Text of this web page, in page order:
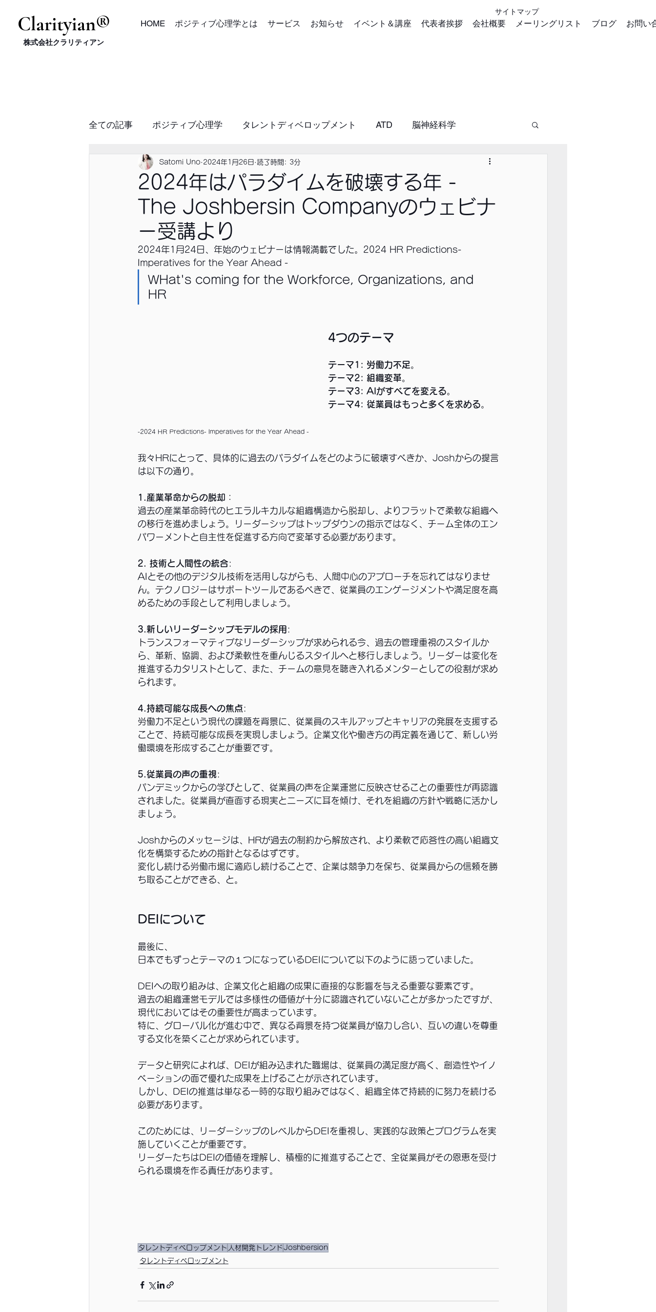
​Clarityian®
株式会社クラリティアン
HOME ポジティブ心理学とは サービス お知らせ イベント＆講座 代表者挨拶 会社概要 メーリングリスト ブログ お問い
サイトマップ
全ての記事 ポジティブ心理学 タレントディベロップメント ATD 脳神経科学
コーチング、ポジティブ心理学コーチング イメージコンサルティング
2024年はパラダイムを破壊する年 -
The Joshbersin Companyのウェビナ
ー受講より
Satomi Uno 2024年1月26日 読了時間: 3分
2024年1月24日、年始のウェビナーは情報満載でした。2024 HR Predictions-
Imperatives for the Year Ahead -
WHat's coming for the Workforce, Organizations, and
HR
4つのテーマ
テーマ1: 労働力不足 。
テーマ2: 組織変革。
テーマ3: AIがすべてを変える。
テーマ4: 従業員はもっと多くを求める。
-2024 HR Predictions- Imperatives for the Year Ahead -
我々HRにとって、具体的に過去のパラダイムをどのように破壊すべきか、Joshからの提言
は以下の通り。
1.産業革命からの脱却
：
過去の産業革命時代のヒエラルキカルな組織構造から脱却し、よりフラットで柔軟な組織へ
の移行を進めましょう。リーダーシップはトップダウンの指示ではなく、チーム全体のエン
パワーメントと自主性を促進する方向で変革する必要があります。
2. 技術と人間性の統合:
AIとその他のデジタル技術を活用しながらも、人間中心のアプローチを忘れてはなりませ
ん。テクノロジーはサポートツールであるべきで、従業員のエンゲージメントや満足度を高
めるための手段として利用しましょう。
3.新しいリーダーシップモデルの採用:
トランスフォーマティブなリーダーシップが求められる今、過去の管理重視のスタイルか
ら、革新、協調、および柔軟性を重んじるスタイルへと移行しましょう。リーダーは変化を
推進するカタリストとして、また、チームの意見を聴き入れるメンターとしての役割が求め
られます。
4.持続可能な成長への焦点:
労働力不足という現代の課題を背景に、従業員のスキルアップとキャリアの発展を支援する
ことで、持続可能な成長を実現しましょう。企業文化や働き方の再定義を通じて、新しい労
働環境を形成することが重要です。
5.従業員の声の重視:
パンデミックからの学びとして、従業員の声を企業運営に反映させることの重要性が再認識
されました。従業員が直面する現実とニーズに耳を傾け、それを組織の方針や戦略に活かし
ましょう。
Joshからのメッセージは、HRが過去の制約から解放され、より柔軟で応答性の高い組織文
化を構築するための指針となるはずです。
変化し続ける労働市場に適応し続けることで、企業は競争力を保ち、従業員からの信頼を勝
ち取ることができる、と。
DEIについて
最後に、
日本でもずっとテーマの１つになっているDEIについて以下のように語っていました。
DEIへの取り組みは、企業文化と組織の成果に直接的な影響を与える重要な要素です。
過去の組織運営モデルでは多様性の価値が十分に認識されていないことが多かったですが、
現代においてはその重要性が高まっています。
特に、グローバル化が進む中で、異なる背景を持つ従業員が協力し合い、互いの違いを尊重
する文化を築くことが求められています。
データと研究によれば、DEIが組み込まれた職場は、従業員の満足度が高く、創造性やイノ
ベーションの面で優れた成果を上げることが示されています。
しかし、DEIの推進は単なる一時的な取り組みではなく、組織全体で持続的に努力を続ける
必要があります。
このためには、リーダーシップのレベルからDEIを重視し、実践的な政策とプログラムを実
施していくことが重要です。
リーダーたちはDEIの価値を理解し、積極的に推進することで、全従業員がその恩恵を受け
られる環境を作る責任があります。
タレントディベロップメント 人材開発トレンド Joshbersion
タレントディベロップメント